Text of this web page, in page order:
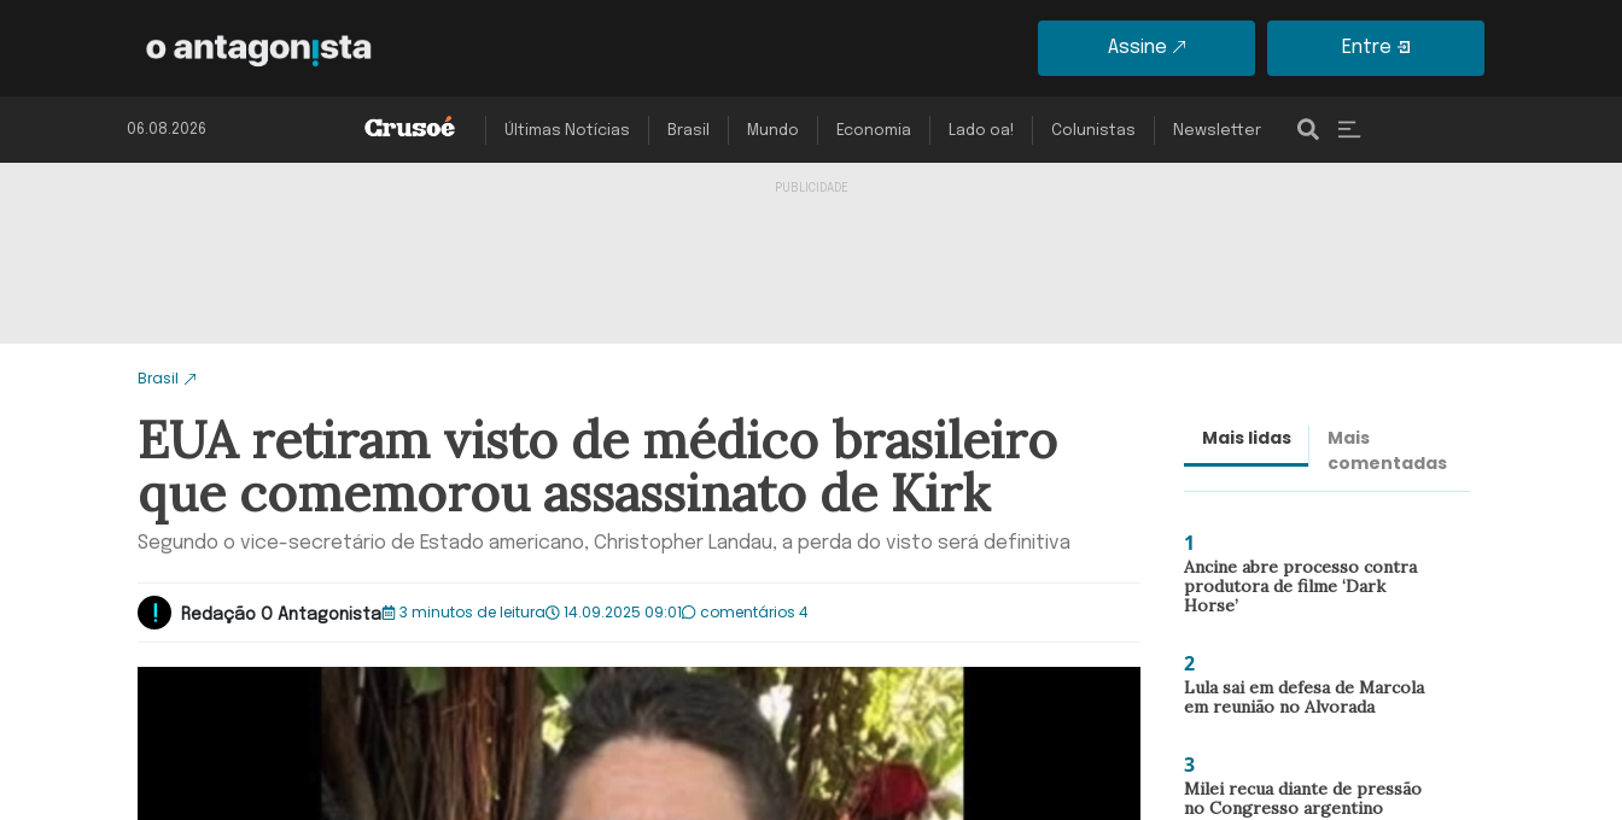
Assine Entre
06.08.2026 Últimas Notícias Brasil Mundo Economia Lado oa! Colunistas Newsletter
Brasil
EUA retiram visto de médico brasileiro
que comemorou assassinato de Kirk
Segundo o vice-secretário de Estado americano, Christopher Landau, a perda do visto será definitiva
Redação O Antagonista 3 minutos de leitura 14.09.2025 09:01 comentários 4
Mais lidas
Mais
comentadas
1
Ancine abre processo contra
produtora de filme ‘Dark
Horse’
2
Lula sai em defesa de Marcola
em reunião no Alvorada
3
Milei recua diante de pressão
no Congresso argentino